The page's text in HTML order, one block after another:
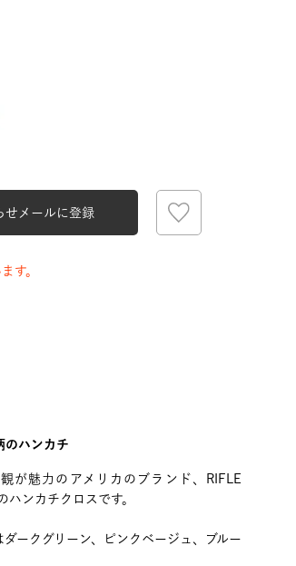
せメールに登録
す。
のハンカチ
が魅力のアメリカのブランド、RIFLE
ハンカチクロスです。
ークグリーン、ピンクベージュ、ブルー